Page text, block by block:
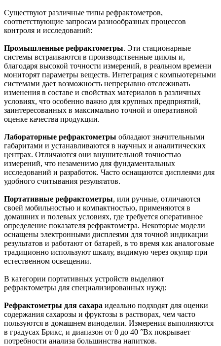
Существуют различные типы рефрактометров,
соответствующие запросам разнообразных процессов
контроля и исследований:
Промышленные рефрактометры. Эти стационарные
системы встраиваются в производственные циклы и,
благодаря высокой точности измерений, в реальном времени
мониторят параметры веществ. Интеграция с компьютерными
системами дает возможность непрерывно отслеживать
изменения в составе и свойствах материалов в различных
условиях, что особенно важно для крупных предприятий,
заинтересованных в максимально точной и оперативной
оценке качества продукции.
Лабораторные рефрактометры обладают значительными
габаритами и устанавливаются в научных и аналитических
центрах. Отличаются они внушительной точностью
измерений, что незаменимо для фундаментальных
исследований и разработок. Часто оснащаются дисплеями для
удобного считывания результатов.
Портативные рефрактометры, или ручные, отличаются
своей мобильностью и компактностью, применяются в
домашних и полевых условиях, где требуется оперативное
определение показателя рефрактометра. Некоторые модели
оснащены электронными дисплеями для точной индикации
результатов и работают от батарей, в то время как аналоговые
традиционно используют шкалу, видимую через окуляр при
естественном освещении.
В категории портативных устройств выделяют
рефрактометры для специализированных нужд:
Рефрактометры для сахара идеально подходят для оценки
содержания сахарозы и фруктозы в растворах, чем часто
пользуются в домашнем виноделии. Измерения выполняются
в градусах Брикс, и диапазон от 0 до 40 °Bx покрывает
потребности анализа большинства напитков.